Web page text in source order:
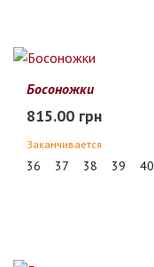
Босоножки
815.00 грн
Заканчивается
36 37 38 39 40